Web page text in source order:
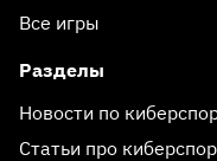
Все игры
Разделы
Новости по
Статьи про